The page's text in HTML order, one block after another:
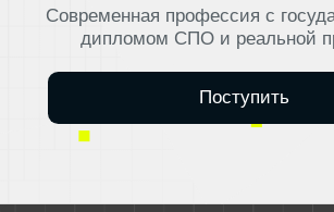
Поступить